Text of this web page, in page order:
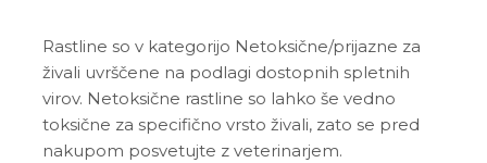
Rastline so v kategorijo Netoksične/prijazne za
živali uvrščene na podlagi dostopnih spletnih
virov. Netoksične rastline so lahko še vedno
toksične za specifično vrsto živali, zato se pred
nakupom posvetujte z veterinarjem.